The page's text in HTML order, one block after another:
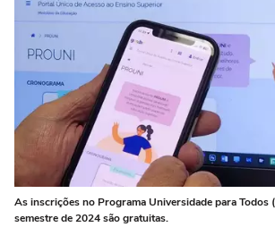
As inscrições no Programa Universidade para Todos
semestre de 2024 são gratuitas.